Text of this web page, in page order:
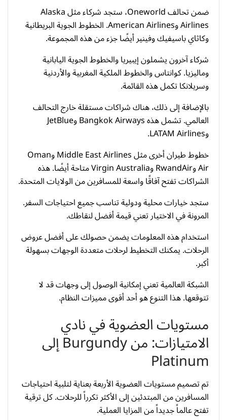
ضمن تحالف Oneworld، ستجد شركاء مثل Alaska
Airlines وAmerican Airlines. الخطوط الجوية البريطانية
وكاثاي باسيفيك وفينير أيضًا جزء من هذه المجموعة.
شركاء آخرون يشملون إيبيريا والخطوط الجوية اليابانية
وماليزيا. كوانتاس والخطوط الملكية المغربية والأردنية
وسريلانكا تكمل هذه القائمة.
بالإضافة إلى ذلك، هناك شراكات مستقلة خارج التحالف
العالمي. تشمل هذه Bangkok Airways وJetBlue
وLATAM Airlines.
خطوط طيران أخرى مثل Middle East Airlines وOman
Air وRwandAir وVirgin Australia متاحة أيضًا. هذه
الشراكات تفتح آفاقًا واسعة للمسافرين من الولايات المتحدة.
ستجد خيارات محلية ودولية تناسب جميع احتياجات السفر.
المرونة في الاختيار تعني قيمة أفضل لنقاطك.
استخدام هذه المعلومات يضمن حصولك على أفضل عروض
الرحلات. يمكنك التخطيط لرحلات متعددة الوجهات بسهولة
أكبر.
الشبكة العالمية تعني إمكانية الوصول إلى وجهات قد لا
تتوقعها. هذا التنوع هو أحد أقوى مميزات النظام.
مستويات العضوية في نادي
الامتيازات: من Burgundy إلى
Platinum
تم تصميم مستويات العضوية الأربعة بعناية لتلبية احتياجات
المسافرين من المبتدئين إلى الأكثر تكرراً للرحلات. كل ترقية
تفتح عالماً جديداً من المزايا العملية.